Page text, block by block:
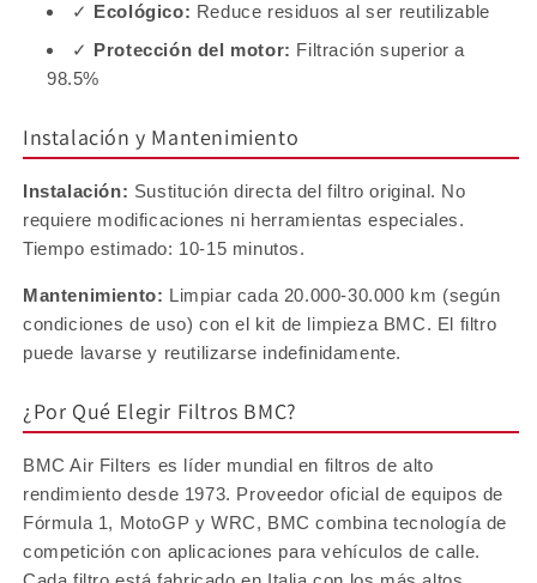
✓ Ecológico: Reduce residuos al ser reutilizable
✓ Protección del motor: Filtración superior a
98.5%
Instalación y Mantenimiento
Instalación: Sustitución directa del filtro original. No
requiere modificaciones ni herramientas especiales.
Tiempo estimado: 10-15 minutos.
Mantenimiento: Limpiar cada 20.000-30.000 km (según
condiciones de uso) con el kit de limpieza BMC. El filtro
puede lavarse y reutilizarse indefinidamente.
¿Por Qué Elegir Filtros BMC?
BMC Air Filters es líder mundial en filtros de alto
rendimiento desde 1973. Proveedor oficial de equipos de
Fórmula 1, MotoGP y WRC, BMC combina tecnología de
competición con aplicaciones para vehículos de calle.